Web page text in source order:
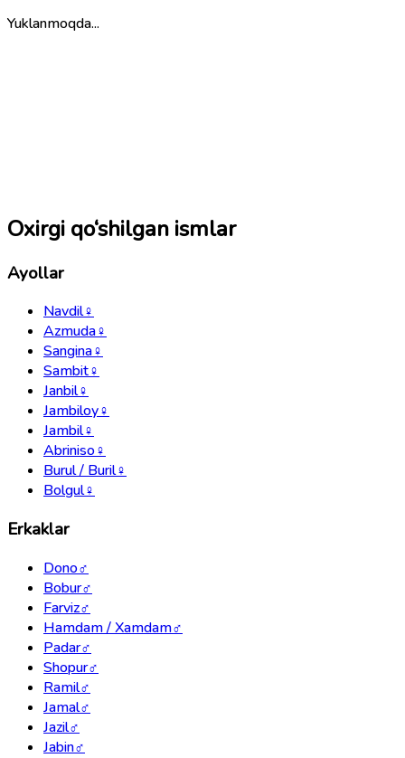
Yuklanmoqda...
Oxirgi qo‘shilgan ismlar
Ayollar
Navdil♀
Azmuda♀
Sangina♀
Sambit♀
Janbil♀
Jambiloy♀
Jambil♀
Abriniso♀
Burul / Buril♀
Bolgul♀
Erkaklar
Dono♂
Bobur♂
Farviz♂
Hamdam / Xamdam♂
Padar♂
Shopur♂
Ramil♂
Jamal♂
Jazil♂
Jabin♂